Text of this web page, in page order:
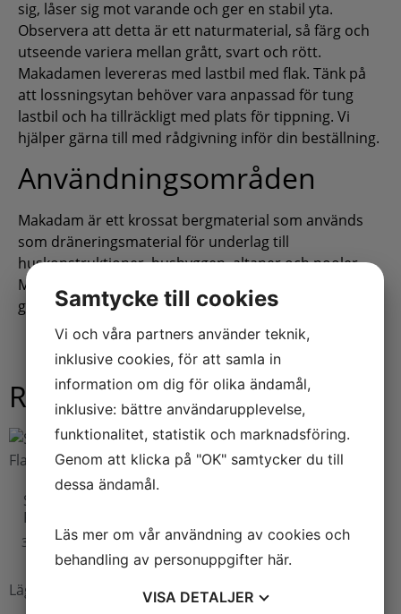
sig, låser sig mot varande och ger en stabil yta.
Observera att detta är ett naturmaterial, så färg och
utseende variera mellan grått, svart och rött.
Makadamen levereras med lastbil med flak. Tänk på
att lossningsytan behöver vara anpassad för tung
lastbil och ha tillräckligt med plats för tippning. Vi
hjälper gärna till med rådgivning inför din beställning.
Användningsområden
Makadam är ett krossat bergmaterial som används
som dräneringsmaterial för underlag till
huskonstruktioner, husbyggen, altaner och pooler.
Makadam 8/16 är också vanlig till uppfarter och
grusgångar.
Relaterade produkter
Stenmjöl 0/4 1 ton
Flakbilsleverans
395,00kr
Lägg till i varukorg Välj alternativ
Samtycke till cookies
Vi och våra partners använder teknik,
inklusive cookies, för att samla in
information om dig för olika ändamål,
inklusive: bättre användarupplevelse,
funktionalitet, statistik och marknadsföring.
Genom att klicka på "OK" samtycker du till
dessa ändamål.
Läs mer om vår användning av cookies och
behandling av personuppgifter här.
VISA DETALJER